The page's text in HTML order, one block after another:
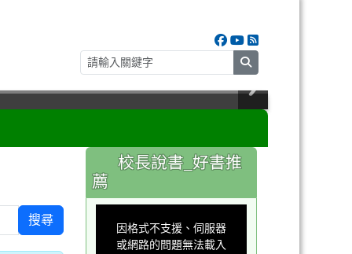
search
搜尋
:::
校長說書_好書推
薦
modal
window.
因格式不支援、伺服器
或網路的問題無法載入